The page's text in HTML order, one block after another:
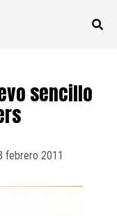
sencillo
febrero 2011